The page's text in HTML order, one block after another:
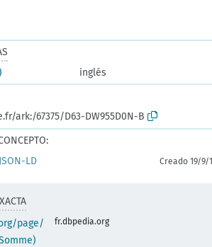
inglés
ark:/67375/D63-DW955D0N-B
JSON-LD Creado 19/9/
page/
fr.dbpedia.org